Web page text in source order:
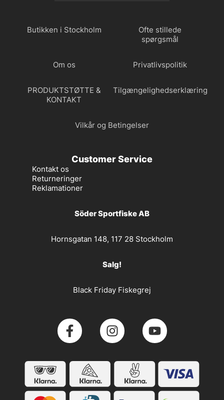
Butikken i Stockholm
Ofte stillede
spørgsmål
Om os Privatlivspolitik
PRODUKTSTØTTE &
KONTAKT
Tilgængelighedserklæring
Vilkår og Betingelser
Customer Service
Kontakt os
Returneringer
Reklamationer
Söder Sportfiske AB
Hornsgatan 148, 117 28 Stockholm
Salg!
Black Friday Fiskegrej